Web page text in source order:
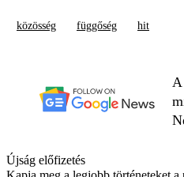
közösség függőség hit
A
Újság előfizetés